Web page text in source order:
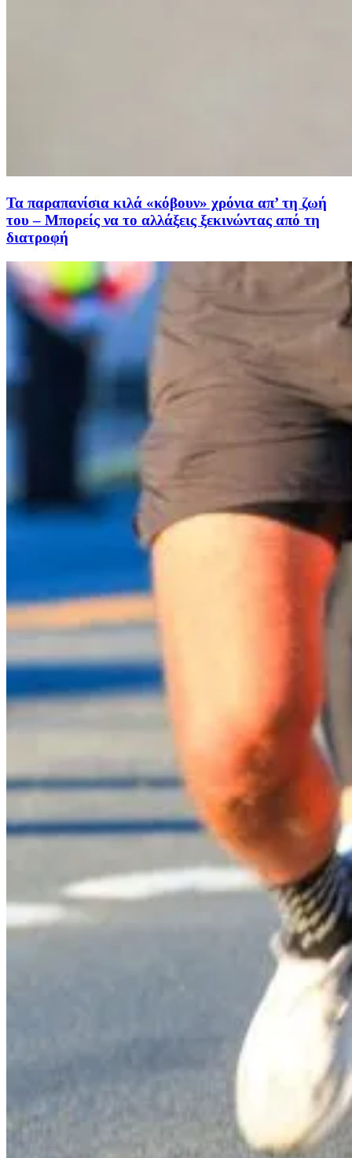
Τα παραπανίσια κιλά «κόβουν» χρόνια απ’ τη ζωή
του – Μπορείς να το αλλάξεις ξεκινώντας από τη
διατροφή